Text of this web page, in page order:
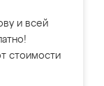
и всей
стоимости